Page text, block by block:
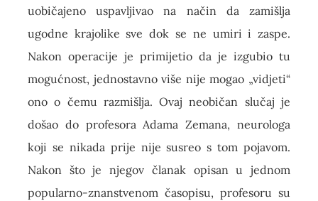
uobičajeno uspavljivao na način da zamišlja
ugodne krajolike sve dok se ne umiri i zaspe.
Nakon operacije je primijetio da je izgubio tu
mogućnost, jednostavno više nije mogao „vidjeti“
ono o čemu razmišlja. Ovaj neobičan slučaj je
došao do profesora Adama Zemana, neurologa
koji se nikada prije nije susreo s tom pojavom.
Nakon što je njegov članak opisan u jednom
popularno-znanstvenom časopisu, profesoru su